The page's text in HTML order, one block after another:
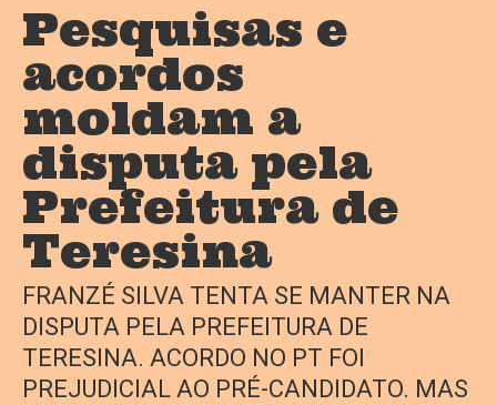
Pesquisas e
acordos
moldam a
disputa pela
Prefeitura de
Teresina
FRANZÉ SILVA TENTA SE MANTER NA
DISPUTA PELA PREFEITURA DE
TERESINA. ACORDO NO PT FOI
PREJUDICIAL AO PRÉ-CANDIDATO. MAS